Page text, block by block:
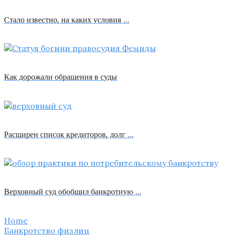
Стало известно, на каких условия …
Как дорожали обращения в суды
Расширен список кредиторов, долг …
Верховный суд обобщил банкротную …
Home
Банкротство физлиц